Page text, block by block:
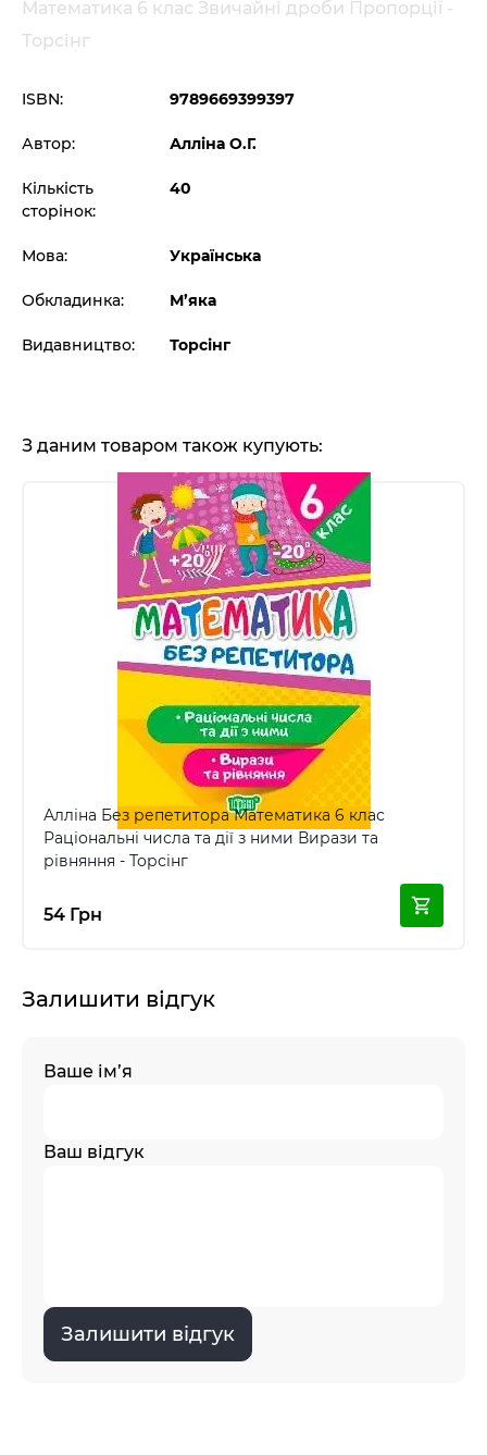
Математика 6 клас Звичайні дроби Пропорції -
Торсінг
ISBN: 9789669399397
Автор: Алліна О.Г.
Кількість
сторінок:
40
Мова: Українська
Обкладинка: М’яка
Видавництво: Торсінг
З даним товаром також купують:
Алліна Без репетитора Математика 6 клас
Раціональні числа та дії з ними Вирази та
рівняння - Торсінг
54 Грн
Залишити відгук
Ваше ім’я
Ваш відгук
Залишити відгук